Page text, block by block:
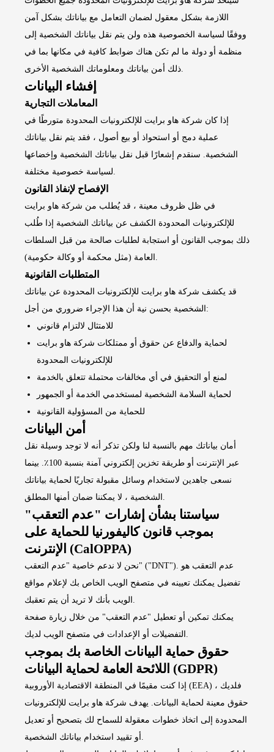
اللازمة بشكل معقول لضمان التعامل مع بياناتك بشكل آمن
ووفقًا لسياسة الخصوصية هذه ولن يتم نقل بياناتك الشخصية إلى
منظمة أو دولة ما لم تكن هناك ضوابط كافية في مكانها بما في
ذلك أمن بياناتك ومعلوماتك الشخصية الأخرى.
إفشاء البيانات
المعاملات التجارية
إذا كان شركة هاو برايت للإلكترونيات المحدودة متورطًا في
عملية دمج أو استحواذ أو بيع أصول ، فقد يتم نقل بياناتك
الشخصية. سنقدم إشعارًا قبل نقل بياناتك الشخصية وإخضاعها
لسياسة خصوصية مختلفة.
الإفصاح لإنفاذ القانون
في ظل ظروف معينة ، قد يُطلب من شركة هاو برايت
للإلكترونيات المحدودة الكشف عن بياناتك الشخصية إذا طُلب
ذلك بموجب القانون أو استجابة لطلبات صالحة من قبل السلطات
العامة (مثل محكمة أو وكالة حكومية).
المتطلبات القانونية
قد يكشف شركة هاو برايت للإلكترونيات المحدودة عن بياناتك
الشخصية بحسن نية أن هذا الإجراء ضروري من أجل:
للامتثال لالتزام قانوني
لحماية والدفاع عن حقوق أو ممتلكات شركة هاو برايت
للإلكترونيات المحدودة
لمنع أو التحقيق في أي مخالفات محتملة تتعلق بالخدمة
لحماية السلامة الشخصية لمستخدمي الخدمة أو الجمهور
للحماية من المسؤولية القانونية
أمن البيانات
أمان بياناتك مهم بالنسبة لنا ولكن تذكر أنه لا توجد وسيلة نقل
عبر الإنترنت أو طريقة تخزين إلكتروني آمنة بنسبة 100٪. بينما
نسعى جاهدين لاستخدام وسائل مقبولة تجاريًا لحماية بياناتك
الشخصية ، لا يمكننا ضمان أمنها المطلق.
سياستنا بشأن إشارات "عدم التعقب"
بموجب قانون كاليفورنيا للحماية على
الإنترنت (CalOPPA)
نحن لا ندعم خاصية "عدم التعقب" ("DNT"). عدم التعقب هو
تفضيل يمكنك تعيينه في متصفح الويب الخاص بك لإعلام مواقع
الويب بأنك لا تريد أن يتم تعقبك.
يمكنك تمكين أو تعطيل "عدم التعقب" من خلال زيارة صفحة
التفضيلات أو الإعدادات في متصفح الويب لديك.
حقوق حماية البيانات الخاصة بك بموجب
اللائحة العامة لحماية البيانات (GDPR)
إذا كنت مقيمًا في المنطقة الاقتصادية الأوروبية (EEA) ، فلديك
حقوق معينة لحماية البيانات. يهدف شركة هاو برايت للإلكترونيات
المحدودة إلى اتخاذ خطوات معقولة للسماح لك بتصحيح أو تعديل
أو تقييد استخدام بياناتك الشخصية.